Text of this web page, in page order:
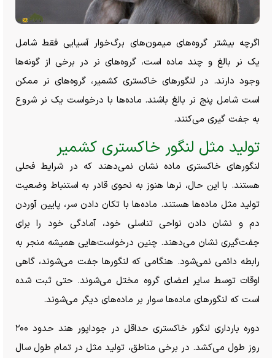
اگرچه بیشتر گروه‌های میمون‌های برگ‌خوار آسیایی فقط شامل
یک نر بالغ و چند ماده است، گروه‌های نر در برخی از گونه‌ها
وجود دارند. در لنگور‌های خاکستری کشمیر، گروه‌های نر ممکن
است شامل پنج نر بالغ باشند. ماده‌ها با درخواست یک نر شروع
به جفت گیری می‌کنند.
تولید مثل لنگور خاکستری کشمیر
لنگور‌های خاکستری ماده نشان نمی‌دهند که در شرایط فحلی
هستند. با این حال، نر‌ها هنوز به نحوی قادر به استنباط وضعیت
تولید مثل ماده‌ها هستند. ماده‌ها با تکان دادن سر، پایین آوردن
دم و نشان دادن نواحی تناسلی خود، آمادگی خود را برای
جفت‌گیری نشان می‌دهند. چنین درخواست‌هایی همیشه منجر به
رابطه دائمی نمی‌شود. هنگامی که لنگور‌ها جفت می‌شوند، گاهی
اوقات توسط سایر اعضای گروه مختل می‌شوند. حتی ثبت شده
است که لنگور‌های ماده‌ها سوار بر ماده‌های دیگر می‌شوند.
دوره بارداری لنگور خاکستری حداقل در جوداپور هند حدود ۲۰۰
روز طول می‌کشد. در برخی مناطق، تولید مثل در تمام طول سال